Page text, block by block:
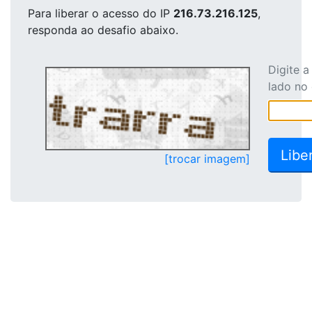
Para liberar o acesso do IP 216.73.216.125,
responda ao desafio abaixo.
[trocar imagem]
Digite
lado no